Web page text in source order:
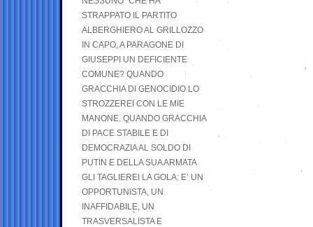
STRAPPATO IL PARTITO
ALBERGHIERO AL GRILLOZZO
IN CAPO, A PARAGONE DI
GIUSEPPI UN DEFICIENTE
COMUNE? QUANDO
GRACCHIA DI GENOCIDIO LO
STROZZEREI CON LE MIE
MANONE. QUANDO GRACCHIA
DI PACE STABILE E DI
DEMOCRAZIA AL SOLDO DI
PUTIN E DELLA SUA ARMATA
GLI TAGLIEREI LA GOLA: E’ UN
OPPORTUNISTA, UN
INAFFIDABILE, UN
TRASVERSALISTA E